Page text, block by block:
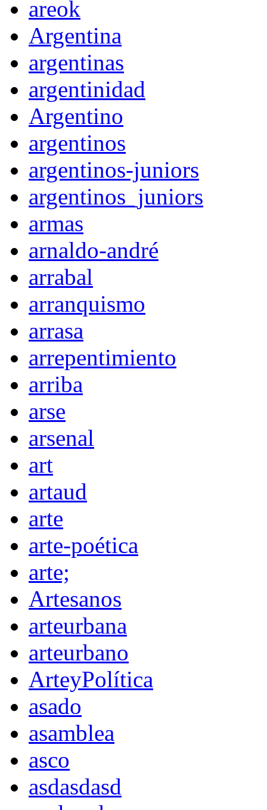
areok
Argentina
argentinas
argentinidad
Argentino
argentinos
argentinos-juniors
argentinos_juniors
armas
arnaldo-andré
arrabal
arranquismo
arrasa
arrepentimiento
arriba
arse
arsenal
art
artaud
arte
arte-poética
arte;
Artesanos
arteurbana
arteurbano
ArteyPolítica
asado
asamblea
asco
asdasdasd